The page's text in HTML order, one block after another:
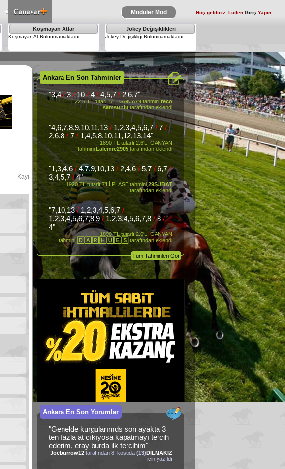
Modüler Mod Hoş geldiniz, Lütfen Giriş Yapın
Koşmayan Atlar
Koşmayan At Bulunmamaktadır
Jokey Değişiklikleri
Jokey Değişikliği Bulunmamaktadır
Kayıtları Kardeşleri
Ankara En Son Tahminler
"3,4/3/10/4/ 4,5,7/ 2,6,7"
22.5 TL tutarlı 6'LI GANYAN tahmini,reco
samsunlutarafından eklendi
"4,6,7,8,9,10,11,13/ 1,2,3,4,5,6,7/ 7/
2,6,8/ 7/ 1,4,5,8,10,11,12,13,14"
1890 TL tutarlı 2.6'LI GANYAN
tahmini,Lalemre2905 tarafından eklendi
"1,3,4,6/4,7,9,10,13/ 2,4,6/5,7/ 6,7/
3,4,5,7/4"
1920 TL tutarlı 7'Lİ PLASE tahmini,29ŞUBAT
tarafından eklendi
"7,10,13/ 1,2,3,4,5,6,7/
1,2,3,4,5,6,7,8,9/ 1,2,3,4,5,6,7,8/3/
4"
1890 TL tutarlı 2.6'LI GANYAN
tahmini, 🄳🄰🅁🄷🅄🄴🅂 tarafından eklendi
Tüm Tahminleri Gör
Ankara En Son Yorumlar
"Genelde kurgularımds son ayakta 3
ten fazla at cıkıyosa kapatmayı tercih
ederim, eray burda ilk tercihim"
Joeburrow12 tarafından 8. koşuda(13)DİLMAKIZ
için yazıldı
×